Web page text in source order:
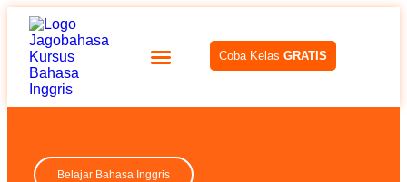
Coba Kelas GRATIS
Belajar Bahasa Inggris